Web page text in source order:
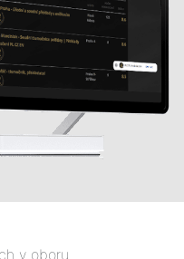
v oboru